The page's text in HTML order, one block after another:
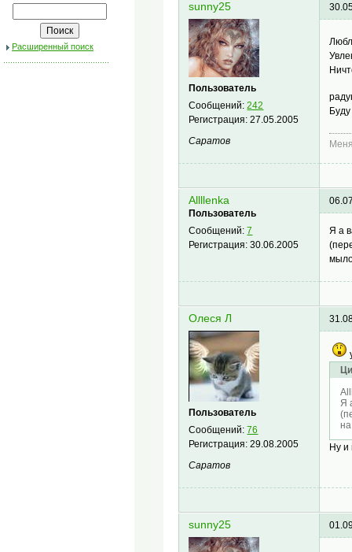
Расширенный поиск
sunny25
Пользователь
Сообщений:242
Регистрация:27.05.2005
Саратов
Allllenka
Пользователь
Сообщений:7
Регистрация:30.06.2005
Я а
Олеся Л
Пользователь
Сообщений:76
Регистрация:29.08.2005
Саратов
Я
Ну и
sunny25